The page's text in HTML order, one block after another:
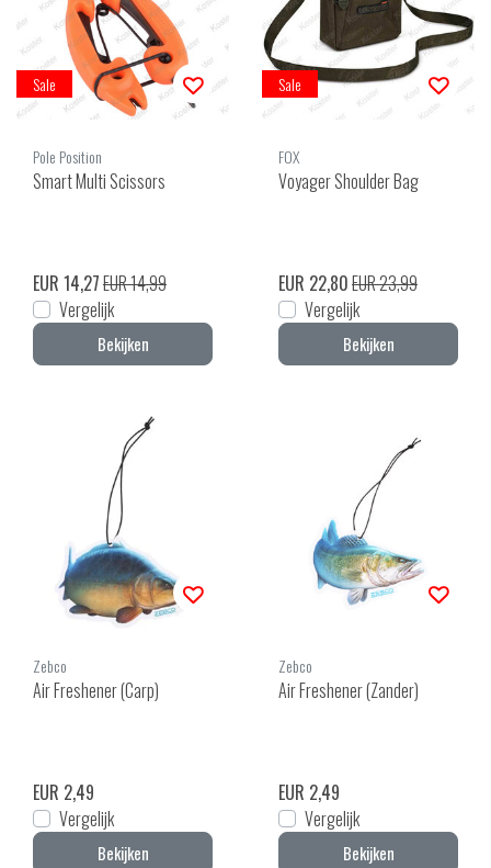
Sale
Pole Position
Smart Multi Scissors
EUR 14,27EUR 14,99
Vergelijk
Bekijken
Sale
FOX
Voyager Shoulder Bag
EUR 22,80EUR 23,99
Vergelijk
Bekijken
Zebco
Air Freshener (Carp)
EUR 2,49
Vergelijk
Bekijken
Zebco
Air Freshener (Zander)
EUR 2,49
Vergelijk
Bekijken